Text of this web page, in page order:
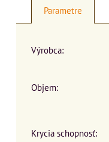
Parametre
Výrobca:
Objem:
Krycia schopnosť: